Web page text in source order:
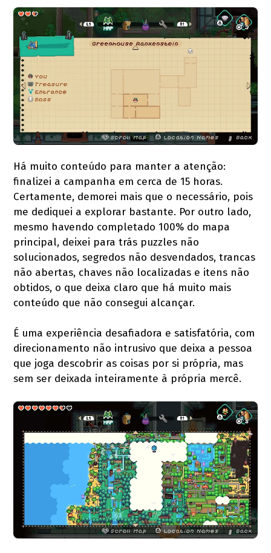
Há muito conteúdo para manter a atenção:
finalizei a campanha em cerca de 15 horas.
Certamente, demorei mais que o necessário, pois
me dediquei a explorar bastante. Por outro lado,
mesmo havendo completado 100% do mapa
principal, deixei para trás puzzles não
solucionados, segredos não desvendados, trancas
não abertas, chaves não localizadas e itens não
obtidos, o que deixa claro que há muito mais
conteúdo que não consegui alcançar.
É uma experiência desafiadora e satisfatória, com
direcionamento não intrusivo que deixa a pessoa
que joga descobrir as coisas por si própria, mas
sem ser deixada inteiramente à própria mercê.